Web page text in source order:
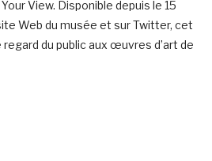
View. Disponible depuis le 15
Web du musée et sur Twitter, cet
du public aux œuvres d’art de